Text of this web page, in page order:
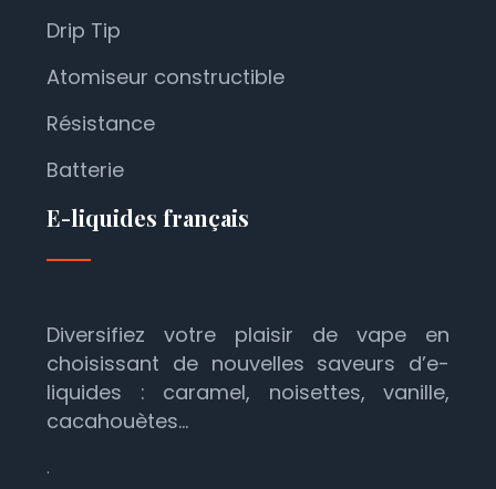
Drip Tip
Atomiseur constructible
Résistance
Batterie
E-liquides français
Diversifiez votre plaisir de vape en
choisissant de nouvelles saveurs d’e-
liquides : caramel, noisettes, vanille,
cacahouètes…
.